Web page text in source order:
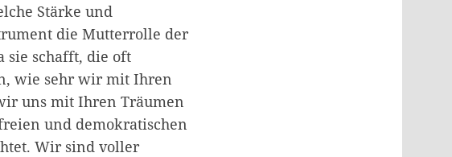
Stärke und
die Mutterrolle der
sie schafft, die oft
wie sehr wir mit Ihren
uns mit Ihren Träumen
und demokratischen
Wir sind voller